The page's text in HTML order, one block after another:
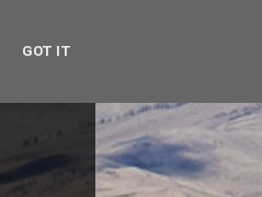
GOT IT